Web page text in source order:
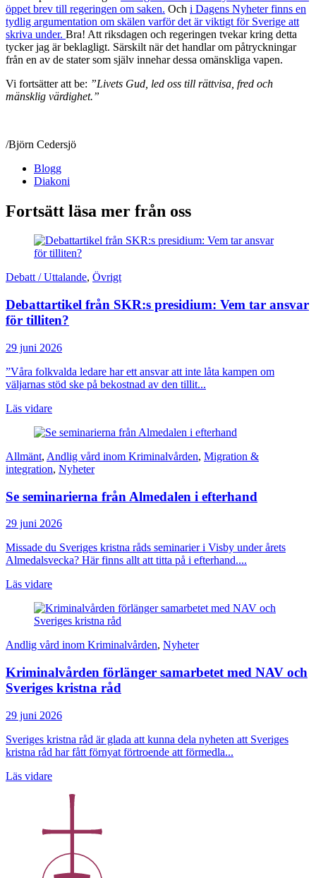
öppet brev till regeringen om saken. Och i Dagens Nyheter finns en
tydlig argumentation om skälen varför det är viktigt för Sverige att
skriva under. Bra! Att riksdagen och regeringen tvekar kring detta
tycker jag är beklagligt. Särskilt när det handlar om påtryckningar
från en av de stater som själv innehar dessa omänskliga vapen.
Vi fortsätter att be: ”Livets Gud, led oss till rättvisa, fred och
mänsklig värdighet.”
/Björn Cedersjö
Blogg
Diakoni
Fortsätt läsa mer från oss
Debatt / Uttalande, Övrigt
Debattartikel från SKR:s presidium: Vem tar ansvar
för tilliten?
29 juni 2026
”Våra folkvalda ledare har ett ansvar att inte låta kampen om
väljarnas stöd ske på bekostnad av den tillit...
Läs vidare
Allmänt, Andlig vård inom Kriminalvården, Migration &
integration, Nyheter
Se seminarierna från Almedalen i efterhand
29 juni 2026
Missade du Sveriges kristna råds seminarier i Visby under årets
Almedalsvecka? Här finns allt att titta på i efterhand....
Läs vidare
Andlig vård inom Kriminalvården, Nyheter
Kriminalvården förlänger samarbetet med NAV och
Sveriges kristna råd
29 juni 2026
Sveriges kristna råd är glada att kunna dela nyheten att Sveriges
kristna råd har fått förnyat förtroende att förmedla...
Läs vidare